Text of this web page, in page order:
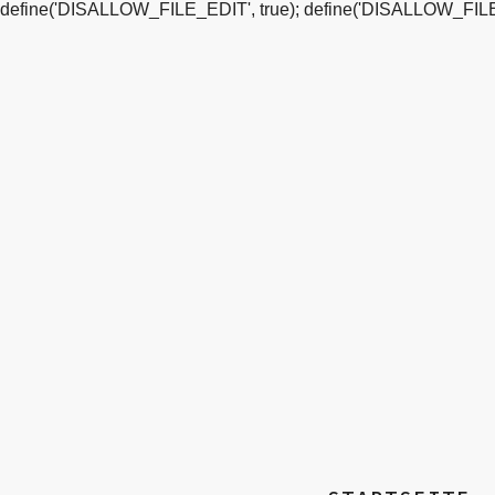
define('DISALLOW_FILE_EDIT', true);